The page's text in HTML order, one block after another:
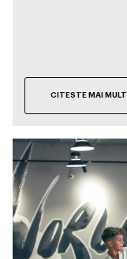
CITESTE MAI MULT